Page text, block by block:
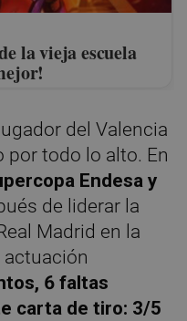
la vieja escuela
del Valencia
por todo lo alto. En
Endesa y
de liderar la
Madrid en la
6 faltas
carta de tiro: 3/5